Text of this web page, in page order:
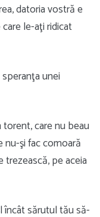
datoria vostră e
le-aţi ridicat
unei
care nu beau
nu-şi fac comoară
trezească, pe aceia
încât sărutul tău să-